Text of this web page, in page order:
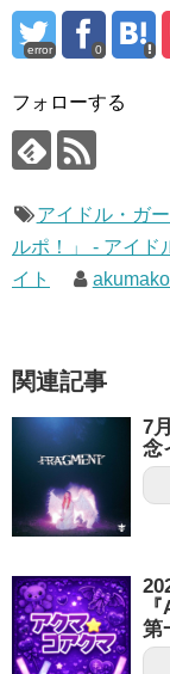
error 0
フォローする
アイドル・ガ
ルポ！」 - アイド
イト
関連記事
7
念
第